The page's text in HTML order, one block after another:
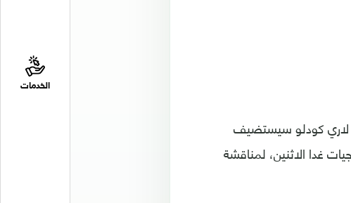
الخدمات
لاري كودلو سيستضيف
غدا الاثنين، لمناقشة